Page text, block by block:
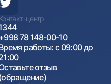
центр
78 148-00-10
работы: с 09:00 до
отзыв